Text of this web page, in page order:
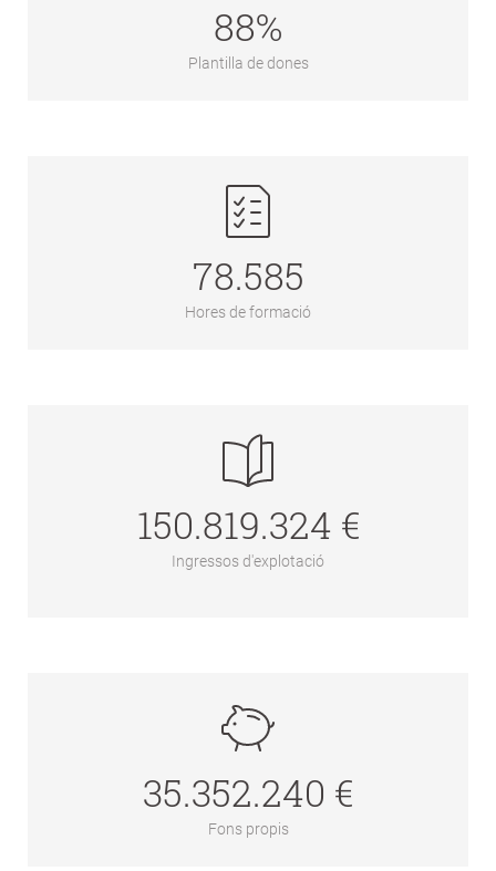
88%
Plantilla de dones
78.585
Hores de formació
150.819.324 €
Ingressos d'explotació
35.352.240 €
Fons propis